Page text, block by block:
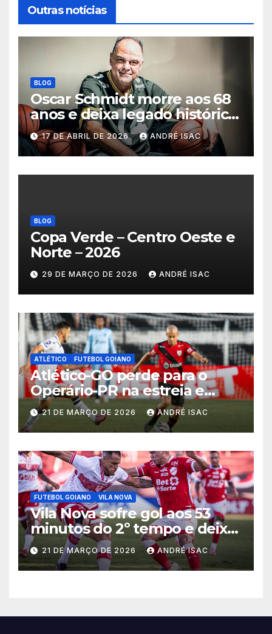
Outras notícias
BLOG
Oscar Schmidt morre aos 68
anos e deixa legado histórico
no basquete mundial
17 DE ABRIL DE 2026 ANDRÉ ISAC
BLOG
Copa Verde – Centro Oeste e
Norte – 2026
29 DE MARÇO DE 2026 ANDRÉ ISAC
ATLÉTICO FUTEBOL GOIANO
Atlético-GO perde para o
Operário-PR na estreia e
começa sob pressão a Série B
2026
21 DE MARÇO DE 2026 ANDRÉ ISAC
FUTEBOL GOIANO VILA NOVA
Vila Nova sofre gol aos 53
minutos do 2º tempo e deixa
vitória escapar na estreia da
Série B
21 DE MARÇO DE 2026 ANDRÉ ISAC